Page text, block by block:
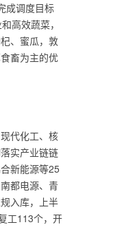
成调度目标
高效蔬菜，
、蜜瓜，敦
畜为主的优
代化工、核
实产业链链
新能源等25
都电源、青
入库，上半
工113个，开